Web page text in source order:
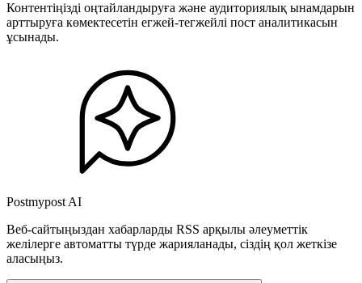
Контентіңізді оңтайландыруға және аудиториялық ынамдарын
арттыруға көмектесетін егжей-тегжейлі пост аналитикасын
ұсынады.
Postmypost AI
Веб-сайтыңыздан хабарларды RSS арқылы әлеуметтік
желілерге автоматты түрде жарияланады, сіздің қол жеткізе
аласыңыз.